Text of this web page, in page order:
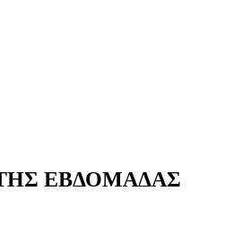
ΕΒΔΟΜΑΔΑΣ